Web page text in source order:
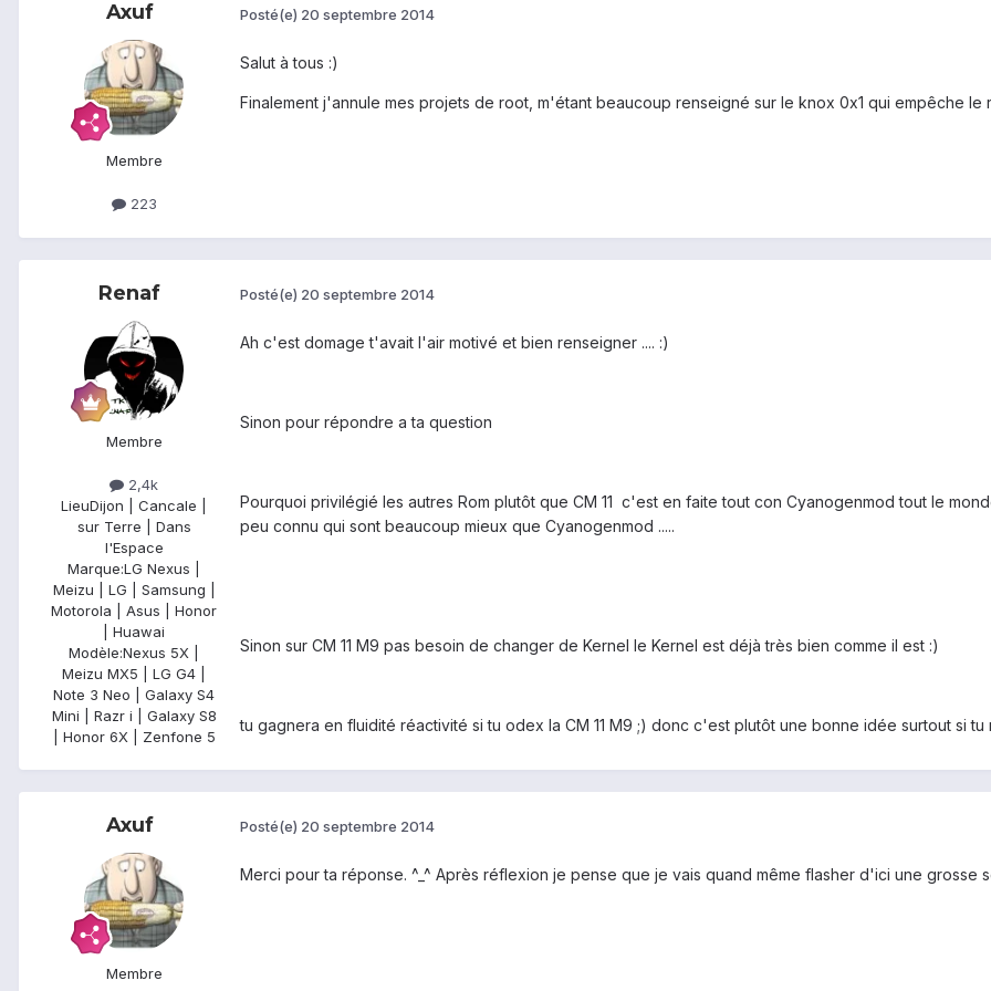
Axuf
Membre
223
Posté(e) 20 septembre 2014
Salut à tous :)
Finalement j'annule mes projets de root, m'étant beaucoup renseigné sur le knox 0x1 qui empêche le
Renaf
Membre
2,4k
LieuDijon | Cancale |
sur Terre | Dans
l'Espace
Marque:LG Nexus |
Meizu | LG | Samsung |
Motorola | Asus | Honor
| Huawai
Modèle:Nexus 5X |
Meizu MX5 | LG G4 |
Note 3 Neo | Galaxy S4
Mini | Razr i | Galaxy S8
| Honor 6X | Zenfone 5
Posté(e) 20 septembre 2014
Ah c'est domage t'avait l'air motivé et bien renseigner .... :)
Sinon pour répondre a ta question
Pourquoi privilégié les autres Rom plutôt que CM 11 c'est en faite tout con Cyanogenmod tout le
peu connu qui sont beaucoup mieux que Cyanogenmod .....
Sinon sur CM 11 M9 pas besoin de changer de Kernel le Kernel est déjà très bien comme il est :)
tu gagnera en fluidité réactivité si tu odex la CM 11 M9 ;) donc c'est plutôt une bonne idée surtout si
Axuf
Membre
Posté(e) 20 septembre 2014
Merci pour ta réponse. ^_^ Après réflexion je pense que je vais quand même flasher d'ici une grosse